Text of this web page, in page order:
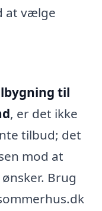
at vælge
til
, er det ikke
tilbud; det
mod at
Brug